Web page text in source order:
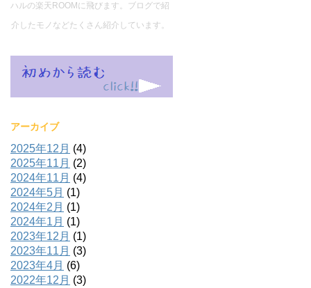
ハルの楽天ROOMに飛びます。ブログで紹
介したモノなどたくさん紹介しています。
アーカイブ
2025年12月 (4)
2025年11月 (2)
2024年11月 (4)
2024年5月 (1)
2024年2月 (1)
2024年1月 (1)
2023年12月 (1)
2023年11月 (3)
2023年4月 (6)
2022年12月 (3)